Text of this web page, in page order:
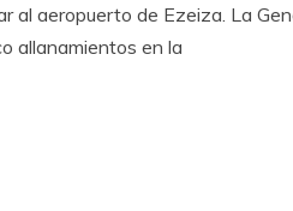
al aeropuerto de Ezeiza. La
allanamientos en la